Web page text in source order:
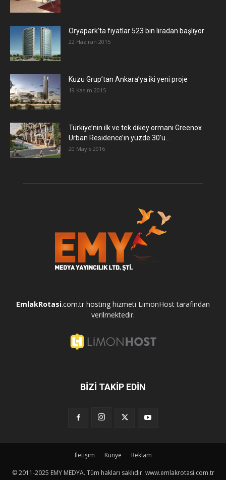
Oryapark’ta fiyatlar 523 bin liradan başlıyor
22 Haziran 2015
​Kuzu Grup’tan Ankara’ya iki yeni proje
19 Kasım 2015
Türkiye’nin ilk ve tek dikey ormanı Greenox
Urban Residence’ın yüzde 30’u...
20 Mayıs 2016
EmlakRotasi.com.tr hosting hizmeti LimonHost tarafından
verilmektedir.
BİZİ TAKİP EDİN
İletişim Künye Reklam
© 2011-2025 EMY MEDYA. Tüm hakları saklıdır. www.emlakrotasi.com.tr